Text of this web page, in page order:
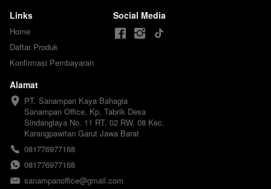
Links
Home
Daftar Produk
Konfirmasi Pembayaran
Social Media
Alamat
PT. Sanampan Kaya Bahagia
Sanampan Office, Kp. Tabrik Desa
Sindanglaya No. 11 RT. 02 RW. 08 Kec.
Karangpawitan Garut Jawa Barat
081776977168
081776977168
sanampanoffice@gmail.com